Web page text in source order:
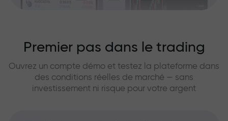
Premier pas dans le trading
Ouvrez un compte démo et testez la plateforme dans
des conditions réelles de marché — sans
investissement ni risque pour votre argent